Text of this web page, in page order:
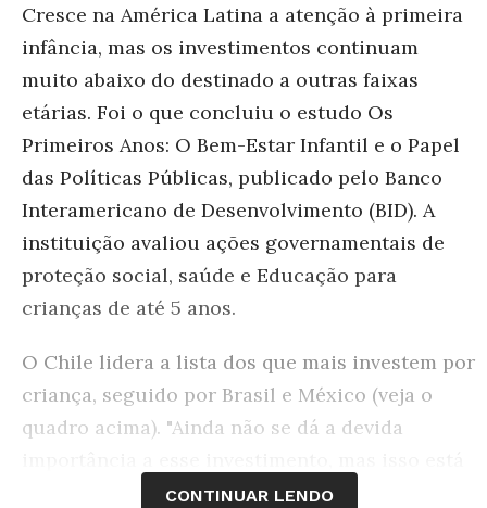
Cresce na América Latina a atenção à primeira
infância, mas os investimentos continuam
muito abaixo do destinado a outras faixas
etárias. Foi o que concluiu o estudo Os
Primeiros Anos: O Bem-Estar Infantil e o Papel
das Políticas Públicas, publicado pelo Banco
Interamericano de Desenvolvimento (BID). A
instituição avaliou ações governamentais de
proteção social, saúde e Educação para
crianças de até 5 anos.
O Chile lidera a lista dos que mais investem por
criança, seguido por Brasil e México (veja o
quadro acima). "Ainda não se dá a devida
mudando, especialmente por causa de estudos
CONTINUAR LENDO